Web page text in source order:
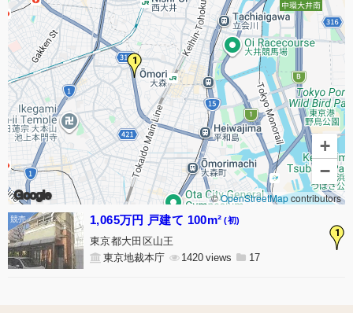
1
Google
+
−
©OpenStreetMapcontributors
1
1,065万円 戸建て 100m² (初)
東京都大田区山王
東京地裁本庁
1420 17